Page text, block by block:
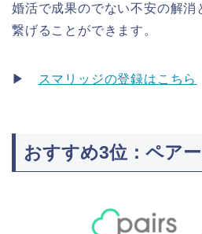
婚活で成果のでない不安の解消
繋げることができます。
▶ スマリッジの登録はこちら
おすすめ3位：ペア